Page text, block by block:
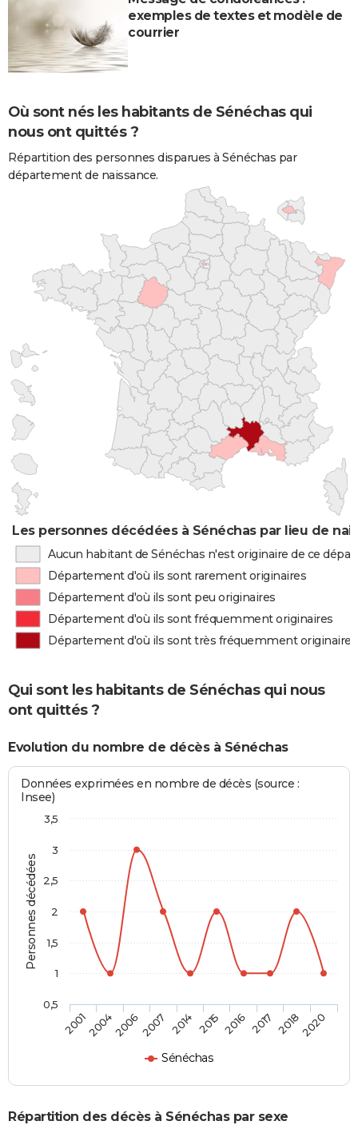
exemples de textes et modèle de
courrier
Où sont nés les habitants de Sénéchas qui
nous ont quittés ?
Répartition des personnes disparues à Sénéchas par
département de naissance.
Les personnes décédées à Sénéchas par lieu de
Aucun habitant de Sénéchas n'est originaire de ce
Département d'où ils sont rarement originaires
Département d'où ils sont peu originaires
Département d'où ils sont fréquemment originaires
Département d'où ils sont très fréquemment originaires
Qui sont les habitants de Sénéchas qui nous
ont quittés ?
Evolution du nombre de décès à Sénéchas
Personnes décédées
Données exprimées en nombre de décès (source :
Insee)
Sénéchas
2001200420062007 2014 2015 2016 2017 20182020
0,5
1
1,5
2
2,5
3
3,5
Répartition des décès à Sénéchas par sexe